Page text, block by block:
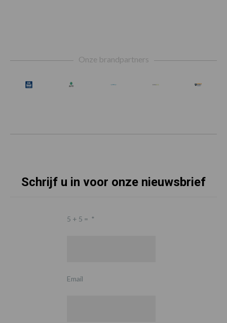
Onze brandpartners
Schrijf u in voor onze nieuwsbrief
5 + 5 = *
Email